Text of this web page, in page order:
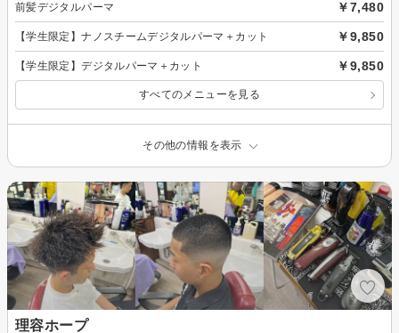
前髪デジタルパーマ ￥7,480
【学生限定】ナノスチームデジタルパーマ＋カット ￥9,850
【学生限定】デジタルパーマ＋カット ￥9,850
すべてのメニューを見る
その他の情報を表示
理容ホープ